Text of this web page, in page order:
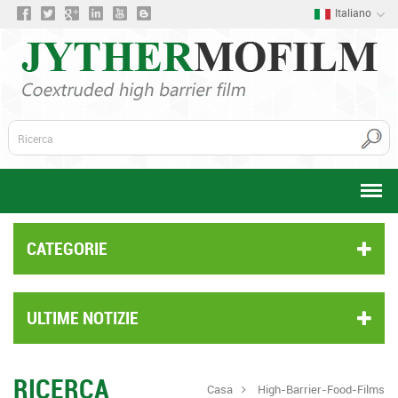
Italiano
CATEGORIE
ULTIME NOTIZIE
RICERCA Casa High-Barrier-Food-Films